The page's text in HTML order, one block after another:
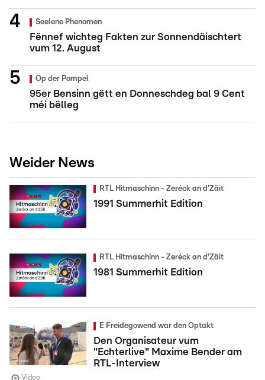
Seelene Phenomen
Fënnef wichteg Fakten zur Sonnendäischtert
vum 12. August
Op der Pompel
95er Bensinn gëtt en Donneschdeg bal 9 Cent
méi bëlleg
Weider News
RTL Hitmaschinn - Zeréck an d'Zäit
1991 Summerhit Edition
RTL Hitmaschinn - Zeréck an d'Zäit
1981 Summerhit Edition
E Freidegowend war den Optakt
Den Organisateur vum
"Echterlive" Maxime Bender am
RTL-Interview
Video